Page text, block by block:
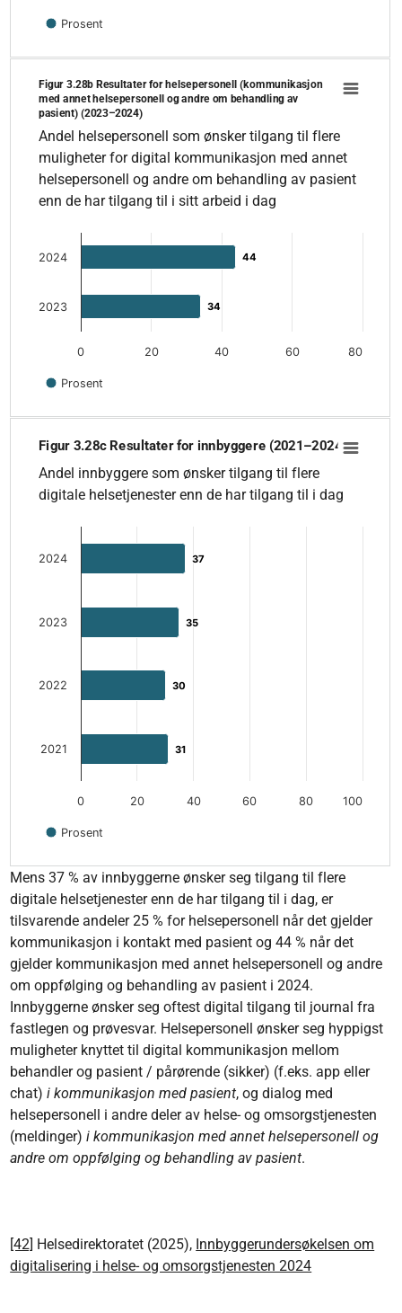
Prosent
Figur 3.28b Resultater for helsepersonell (kommunikasjon med
Bar chart with 2 bars.
Andel helsepersonell som ønsker tilgang til flere muligheter
The chart has 1 X axis displaying categories.
The chart has 1 Y axis displaying values. Data ranges from
Figur 3.28b Resultater for helsepersonell (kommunikasjon
med annet helsepersonell og andre om behandling av
pasient) (2023–2024)
Andel helsepersonell som ønsker tilgang til flere
muligheter for digital kommunikasjon med annet
helsepersonell og andre om behandling av pasient
enn de har tilgang til i sitt arbeid i dag
44
44
34
34
Prosent
2024
2023
0 20 40 60 80
Figur 3.28c Resultater for innbyggere (2021–2024)
Bar chart with 4 bars.
Andel innbyggere som ønsker tilgang til flere digitale
The chart has 1 X axis displaying categories.
The chart has 1 Y axis displaying values. Data ranges from
Figur 3.28c Resultater for innbyggere (2021–2024)
Andel innbyggere som ønsker tilgang til flere
digitale helsetjenester enn de har tilgang til i dag
37
37
35
35
30
30
31
31
Prosent
2024
2023
2022
2021
0 20 40 60 80 100
End of interactive chart.
Mens 37 % av innbyggerne ønsker seg tilgang til flere
digitale helsetjenester enn de har tilgang til i dag, er
tilsvarende andeler 25 % for helsepersonell når det gjelder
kommunikasjon i kontakt med pasient og 44 % når det
gjelder kommunikasjon med annet helsepersonell og andre
om oppfølging og behandling av pasient i 2024.
Innbyggerne ønsker seg oftest digital tilgang til journal fra
fastlegen og prøvesvar. Helsepersonell ønsker seg hyppigst
muligheter knyttet til digital kommunikasjon mellom
behandler og pasient / pårørende (sikker) (f.eks. app eller
chat)i kommunikasjon med pasient, og dialog med
helsepersonell i andre deler av helse- og omsorgstjenesten
(meldinger)i kommunikasjon med annet helsepersonell og
andre om oppfølging og behandling av pasient.
[42] Helsedirektoratet (2025), Innbyggerundersøkelsen om
digitalisering i helse- og omsorgstjenesten 2024